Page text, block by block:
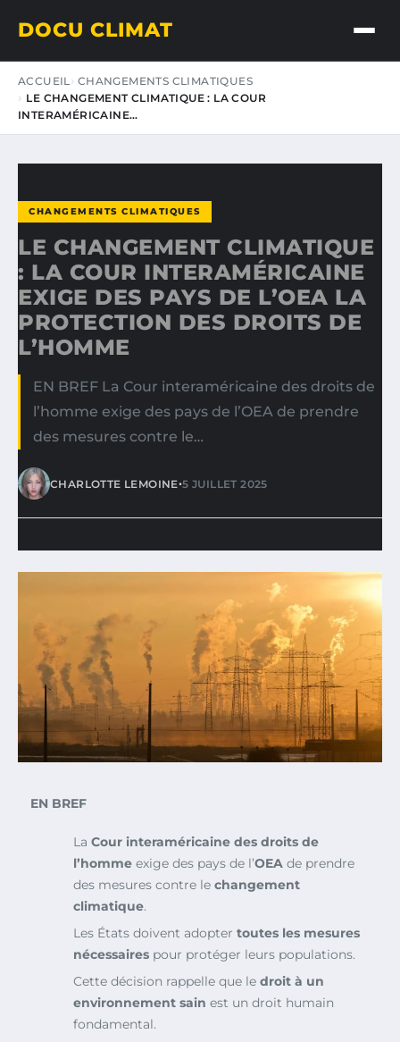
DOCU CLIMAT
ACCUEIL CHANGEMENTS CLIMATIQUES
LE CHANGEMENT CLIMATIQUE : LA COUR
INTERAMÉRICAINE…
CHANGEMENTS CLIMATIQUES
LE CHANGEMENT CLIMATIQUE
: LA COUR INTERAMÉRICAINE
EXIGE DES PAYS DE L’OEA LA
PROTECTION DES DROITS DE
L’HOMME
EN BREF La Cour interaméricaine des droits de
l’homme exige des pays de l’OEA de prendre
des mesures contre le…
CHARLOTTE LEMOINE•5 JUILLET 2025
EN BREF
La Cour interaméricaine des droits de
l’homme exige des pays de l’OEA de prendre
des mesures contre le changement
climatique.
Les États doivent adopter toutes les mesures
nécessaires pour protéger leurs populations.
Cette décision rappelle que le droit à un
environnement sain est un droit humain
fondamental.